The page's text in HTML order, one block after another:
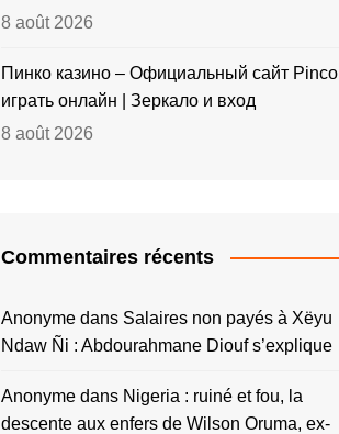
8 août 2026
Пинко казино – Официальный сайт Pinco
играть онлайн | Зеркало и вход
8 août 2026
Commentaires récents
Anonyme dans Salaires non payés à Xëyu
Ndaw Ñi : Abdourahmane Diouf s’explique
Anonyme dans Nigeria : ruiné et fou, la
descente aux enfers de Wilson Oruma, ex-